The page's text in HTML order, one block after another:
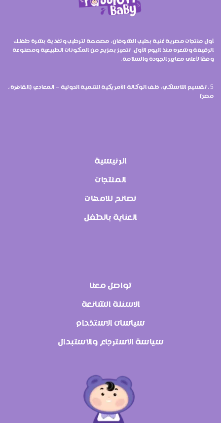
أول منتجات مصرية غنية بحليب الشوفان، مصممة لترطيب وتغذية بشرة طفلك
الرقيقة وشعره منذ اليوم الأول. تتميز بمزيج من المكونات الطبيعية ومصنوعة
وفقًا لأعلى معايير الجودة والسلامة.
5، تقسيم اللاسلكي، خلف الوكالة الأمريكية للتنمية الدولية – المعادي (القاهرة،
مصر)
الرئيسية
المنتجات
نصائح للامهات
العناية بالطفل
تواصل معنا
الاسئلة الشائعة
سياسات الاستخدام
سياسة الاسترجاع والاستبدال